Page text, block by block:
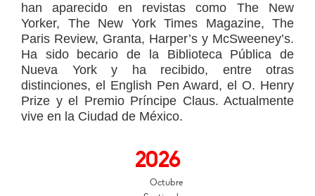
han aparecido en revistas como The New
Yorker, The New York Times Magazine, The
Paris Review, Granta, Harper’s y McSweeney’s.
Ha sido becario de la Biblioteca Pública de
Nueva York y ha recibido, entre otras
distinciones, el English Pen Award, el O. Henry
Prize y el Premio Príncipe Claus. Actualmente
vive en la Ciudad de México.
2026
Octubre